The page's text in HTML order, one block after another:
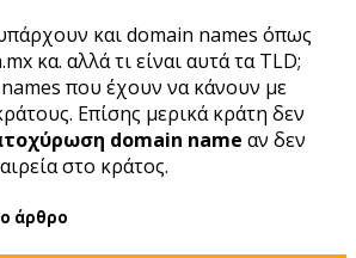
και domain names όπως
κα. αλλά τι είναι αυτά τα TLD;
που έχουν να κάνουν με
Επίσης μερικά κράτη δεν
domain name αν δεν
στο κράτος.
άρθρο